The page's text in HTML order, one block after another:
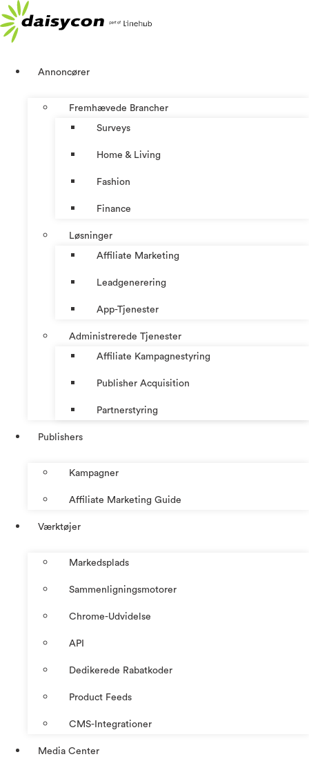
Videre
til
indhold
Annoncører
Fremhævede Brancher
Surveys
Home & Living
Fashion
Finance
Løsninger
Affiliate Marketing
Leadgenerering
App-Tjenester
Administrerede Tjenester
Affiliate Kampagnestyring
Publisher Acquisition
Partnerstyring
Publishers
Kampagner
Affiliate Marketing Guide
Værktøjer
Markedsplads
Sammenligningsmotorer
Chrome-Udvidelse
API
Dedikerede Rabatkoder
Product Feeds
CMS-Integrationer
Media Center